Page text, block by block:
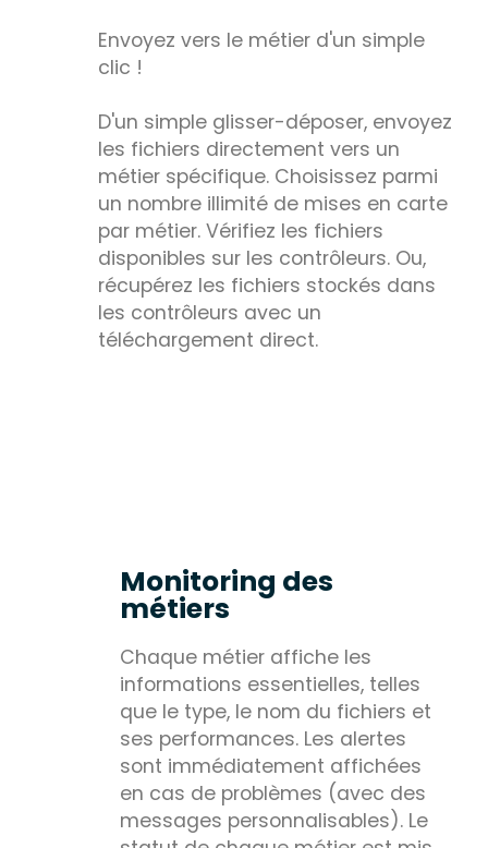
Envoyez vers le métier d'un simple
clic !
D'un simple glisser-déposer, envoyez
les fichiers directement vers un
métier spécifique. Choisissez parmi
un nombre illimité de mises en carte
par métier. Vérifiez les fichiers
disponibles sur les contrôleurs. Ou,
récupérez les fichiers stockés dans
les contrôleurs avec un
téléchargement direct.
Monitoring des
métiers
Chaque métier affiche les
informations essentielles, telles
que le type, le nom du fichiers et
ses performances. Les alertes
sont immédiatement affichées
en cas de problèmes (avec des
messages personnalisables). Le